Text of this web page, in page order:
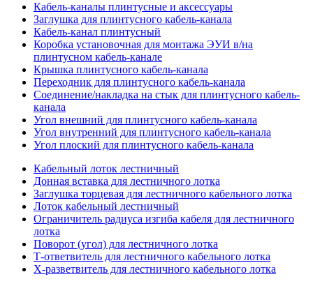
Кабель-каналы плинтусные и аксессуары
Заглушка для плинтусного кабель-канала
Кабель-канал плинтусный
Коробка установочная для монтажа ЭУИ в/на
плинтусном кабель-канале
Крышка плинтусного кабель-канала
Переходник для плинтусного кабель-канала
Соединение/накладка на стык для плинтусного кабель-
канала
Угол внешний для плинтусного кабель-канала
Угол внутренний для плинтусного кабель-канала
Угол плоский для плинтусного кабель-канала
Кабельный лоток лестничный
Донная вставка для лестничного лотка
Заглушка торцевая для лестничного кабельного лотка
Лоток кабельный лестничный
Ограничитель радиуса изгиба кабеля для лестничного
лотка
Поворот (угол) для лестничного лотка
Т-ответвитель для лестничного кабельного лотка
Х-разветвитель для лестничного кабельного лотка